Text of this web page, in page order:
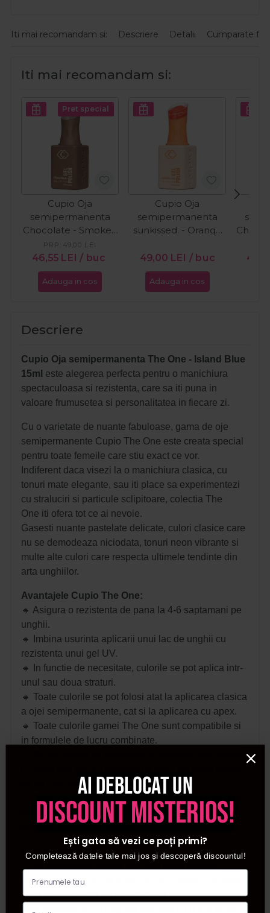
Iti mai recomandam si: Descriere Detalii Cumparate
Iti mai recomandam si:
Pret special
Cupio Oja
semipermanenta
Chocolate - Smoked
Cacao 15ml
46,55 LEI / buc
PRP: 49,00 LEI
Adauga in cos
Cupio Oja
semipermanenta
sunkissed. - Orange
49,00 LEI / buc
Adauga in cos
Descriere
Cupio Oja semipermanenta The One - Island Blue
15ml este alegerea perfecta pentru o manichiura
spectaculoasa si rezistenta, care sa iti puna in
valoare frumusetea si personalitatea in fiecare zi.
Cu o varietate de nuante fabuloase, gama de oje
semipermanente Cupio The One este creata special
pentru toate femeile care stiu exact ce vor.
Indiferent daca visezi la o manichiura clasica, cu
tonuri mate elegante, sau iti place sa experimentezi
cu straluciri si particule sclipitoare, colectia The
One iti ofera tot ce ai nevoie.
Gasesti nuante pastelate delicate, culori clasice care
nu se demodeaza niciodata, tonuri neon vibrante si
multe alte culori care respecta ultimele tendinte din
arta unghiilor.
Avantajele Cupio The One:
🔸 Asigura o rezistenta de pana la 4-6 saptamani pe
unghii.
🔸 Imbina usurinta aplicarii unui lac de unghii cu
rezistenta unui gel UV.
🔸 In functie de necesitate, culorile se pot aplica intr-
unul sau doua straturi.
🔸 Toate culorile se pot folosi atat la aplicarea clasica
a ojei semipermanente, cat si la aplicarea cu apex.
🔸 Toate culorile gamei The One sunt compatibile si
in formulele de lucru combinate.
sa fie unul flexibil.
🔸 Sunt ideale atat pentru aplicarea profesionala de
salon, cat si pentru femeile ce prefera sa isi faca
Mod de aplicare:
standard: se da forma unghiilor, se imping cuticulele
si se indeparteaza cuforfecuta, se
Ai deblocat un
discount misterios!
Ești gata să vezi ce poți primi?
Completează datele tale mai jos și descoperă discountul!